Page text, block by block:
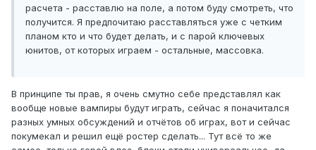
расчета - расставлю на поле, а потом буду смотреть, что
получится. Я предпочитаю расставляться уже с четким
планом кто и что будет делать, и с парой ключевых
юнитов, от которых играем - остальные, массовка.
В принципе ты прав, я очень смутно себе представлял как
вообще новые вампиры будут играть, сейчас я поначитался
разных умных обсуждений и отчётов об играх, вот и сейчас
покумекал и решил ещё ростер сделать... Тут всё то же